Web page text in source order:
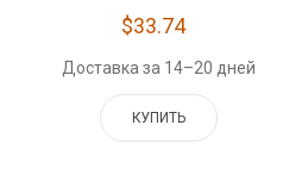
$33.74
Доставка за 14–20 дней
КУПИТЬ